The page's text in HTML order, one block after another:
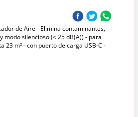
de Aire - Elimina contaminantes,
modo silencioso (< 25 dB(A)) - para
23 m² - con puerto de carga USB-C -